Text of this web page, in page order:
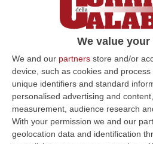
We value
We and our partners store and/or
device, such as cookies and
unique identifiers and standard
personalised advertising and
measurement, audience research
With your permission we and our
geolocation data and identification